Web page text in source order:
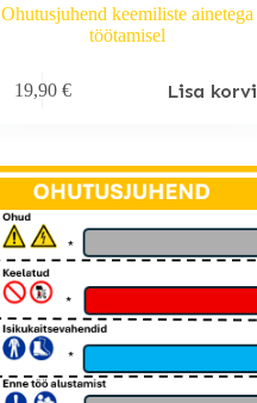
Ohutusjuhend keemiliste ainetega
töötamisel
19,90 € Lisa korvi